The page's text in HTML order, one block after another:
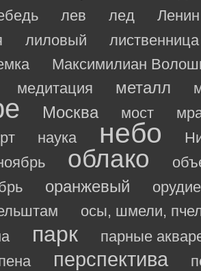
лев лед
Ленин
лиловый
лиственница
Максимилиан
медитация металл
Москва мост
наука небо
облако
оранжевый
орудие
осы, шмели,
парк парные
перспектива